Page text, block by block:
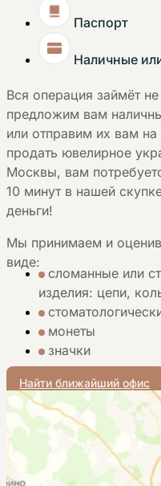
Паспорт
Наличные
Вся операция займёт
предложим вам
или отправим их вам
продать ювелирное
Москвы, вам
10 минут в нашей
деньги!
Мы принимаем и
виде:
сломанные или
изделия: цепи,
монеты
значки
Найти ближайший офис